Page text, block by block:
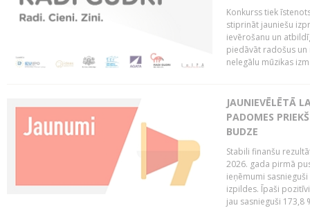
Konkurss tiek
stiprināt jauniešu
ievērošanu un
piedāvāt radošus
nelegālu mūzikas
JAUNIEVĒLĒTĀ
PADOMES
BUDZE
Stabili finanšu
2026. gada pirmā
ieņēmumi
izpildes. Īpaši
jau sasnieguši 173,8